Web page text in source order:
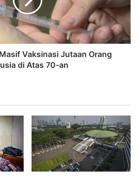
Vaksinasi Jutaan Orang
di Atas 70-an